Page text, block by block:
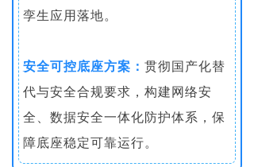
孪生应用落地。
安全可控底座方案： 贯彻国产化替
代与安全合规要求，构建网络安
全、数据安全一体化防护体系，保
障底座稳定可靠运行。